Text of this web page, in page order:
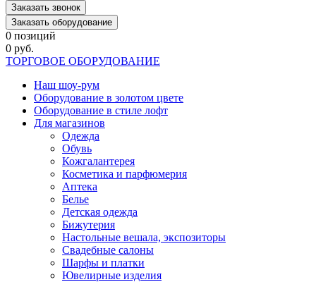
Заказать звонок
Заказать оборудование
0 позиций
0 руб.
ТОРГОВОЕ ОБОРУДОВАНИЕ
Наш шоу-рум
Оборудование в золотом цвете
Оборудование в стиле лофт
Для магазинов
Одежда
Обувь
Кожгалантерея
Косметика и парфюмерия
Аптека
Белье
Детская одежда
Бижутерия
Настольные вешала, экспозиторы
Свадебные салоны
Шарфы и платки
Ювелирные изделия